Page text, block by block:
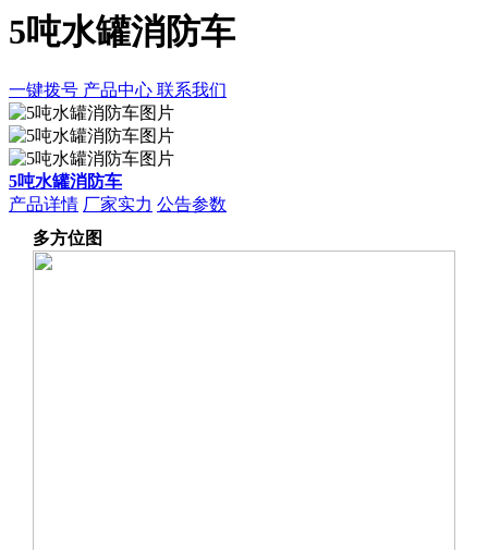
5吨水罐消防车
一键拨号 产品中心 联系我们
5吨水罐消防车
产品详情 厂家实力 公告参数
多方位图